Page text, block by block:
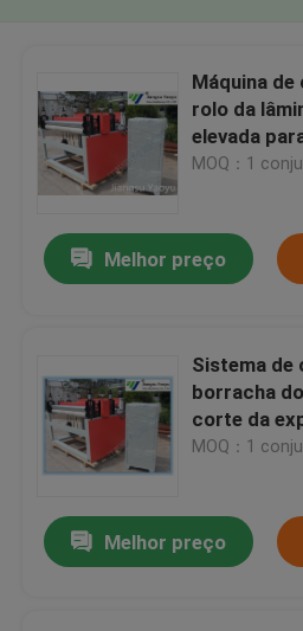
Máquina
rolo da
elevada
genuíno
MOQ：1
Melhor preço
Sistema de
borracha
corte da
sensível
MOQ：1
Melhor preço